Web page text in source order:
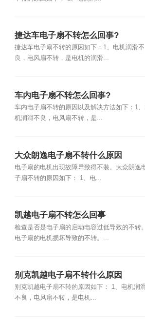
捷达车电子扇不转怎么回事?
捷达车电子扇不转的原因如下：1、电机润滑不
良，电风扇不转，是电机的润滑...
车内电子扇不转怎么回事?
车内电子扇不转的原因以及解决方法如下：1
机润滑不良，电风扇不转，是...
大众朗逸电子扇不转什么原因
电子扇的电机出现故障导致得不装。大众朗逸
子扇不转的原因如下： 1、电...
凯越电子扇不转怎么回事
检查是否是电子扇的启动电容过低导致的不转。
电子扇的电机损坏导致的不转。...
别克凯越电子扇不转什么原因
别克凯越电子扇不转的原因如下： 1、电机润
不良，电风扇不转，是电机...